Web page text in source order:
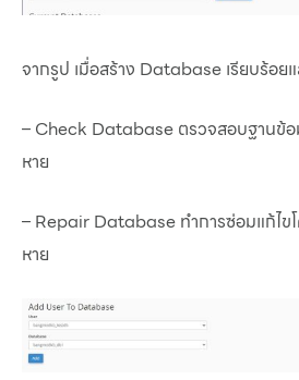
จากรูป เมื่อสร้าง Database เรียบร้อย
– Check Database ตรวจสอบฐานข้อ
หาย
– Repair Database ทำการซ่อมแก้ไข
หาย